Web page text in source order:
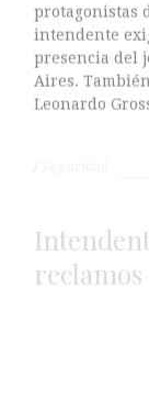
intendente
presencia del
Aires.
Leonardo
Gabriel